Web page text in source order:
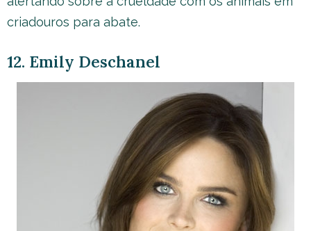
criadouros para abate.
12. Emily Deschanel